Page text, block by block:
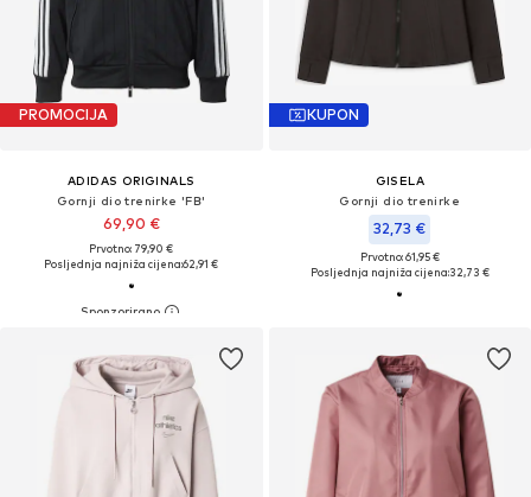
PROMOCIJA
ADIDAS ORIGINALS
Gornji dio trenirke 'FB'
69,90 €
Prvotno: 79,90 €
Posljednja najniža cijena:62,91 €
KUPON
GISELA
Gornji dio trenirke
32,73 €
Prvotno: 61,95 €
Posljednja najniža cijena:32,73 €